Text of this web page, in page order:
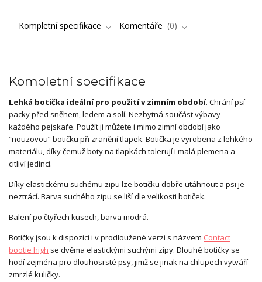
Kompletní specifikace Komentáře 0
Kompletní specifikace
Lehká botička ideální pro použití v zimním období. Chrání psí
packy před sněhem, ledem a solí. Nezbytná součást výbavy
každého pejskaře. Použít ji můžete i mimo zimní období jako
“nouzovou” botičku při zranění tlapek. Botička je vyrobena z lehkého
materiálu, díky čemuž boty na tlapkách tolerují i malá plemena a
citliví jedinci.
Díky elastickému suchému zipu lze botičku dobře utáhnout a psi je
neztrácí. Barva suchého zipu se liší dle velikosti botiček.
Balení po čtyřech kusech, barva modrá.
Botičky jsou k dispozici i v prodloužené verzi s názvem Contact
bootie high se dvěma elastickými suchými zipy. Dlouhé botičky se
hodí zejména pro dlouhosrsté psy, jimž se jinak na chlupech vytváří
zmrzlé kuličky.